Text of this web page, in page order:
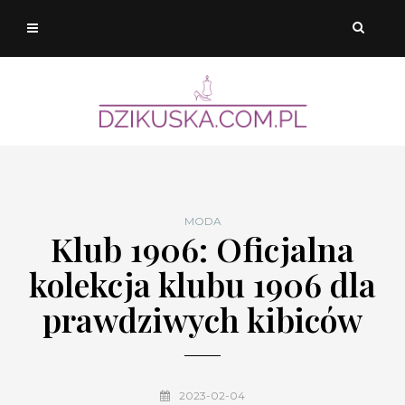
MODA
Klub 1906: Oficjalna
kolekcja klubu 1906 dla
prawdziwych kibiców
2023-02-04